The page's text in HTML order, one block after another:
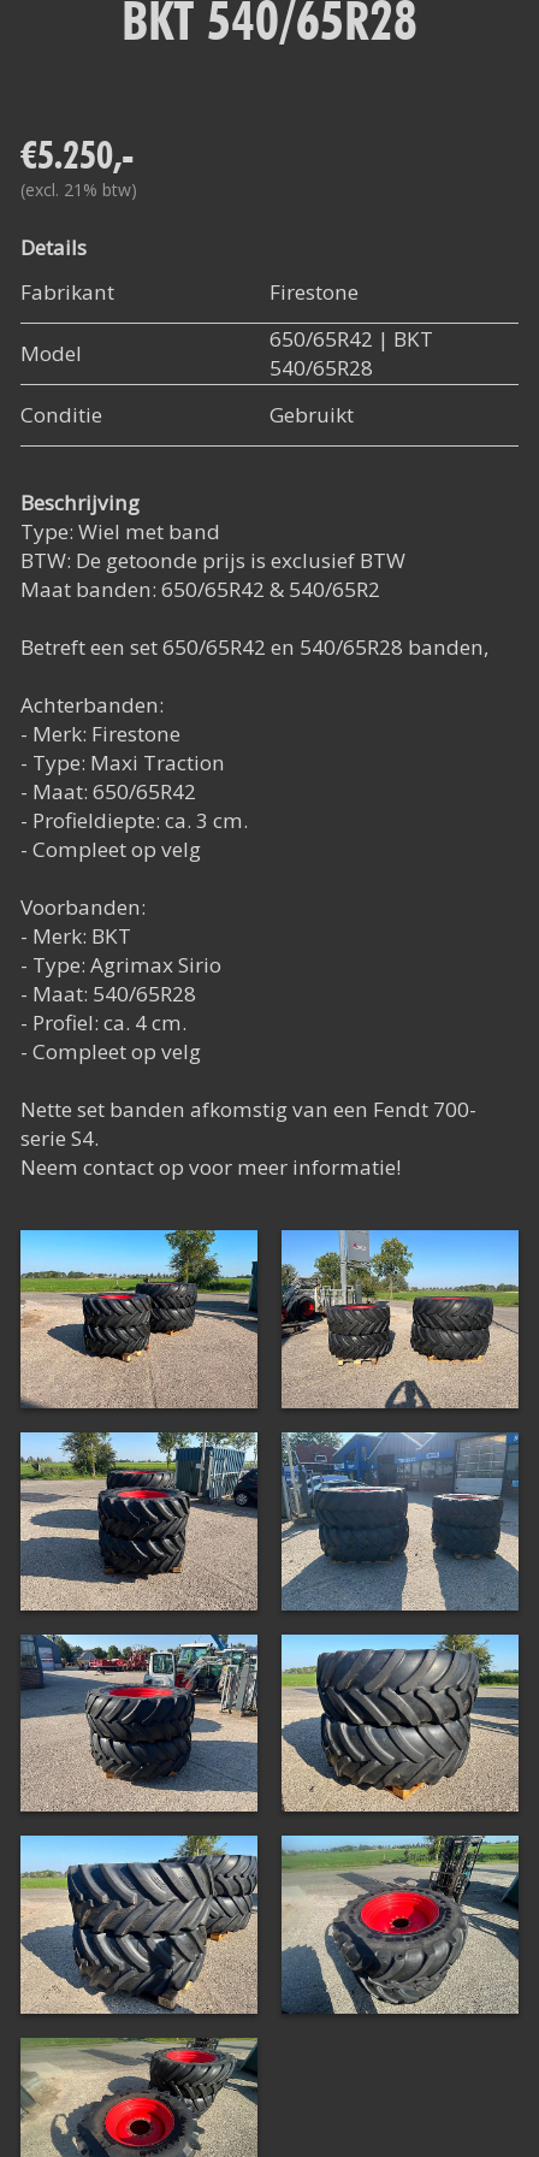
Het Rapide succes
BKT 540/65R28
€5.250,-
(excl. 21% btw)
Details
Fabrikant
Firestone
Model
650/65R42 | BKT
540/65R28
Conditie
Gebruikt
Beschrijving
Type: Wiel met band
BTW: De getoonde prijs is exclusief BTW
Maat banden: 650/65R42 & 540/65R2
Betreft een set 650/65R42 en 540/65R28 banden,
Achterbanden:
- Merk: Firestone
- Type: Maxi Traction
- Maat: 650/65R42
- Profieldiepte: ca. 3 cm.
- Compleet op velg
Voorbanden:
- Merk: BKT
- Type: Agrimax Sirio
- Maat: 540/65R28
- Profiel: ca. 4 cm.
- Compleet op velg
Nette set banden afkomstig van een Fendt 700-
serie S4.
Neem contact op voor meer informatie!